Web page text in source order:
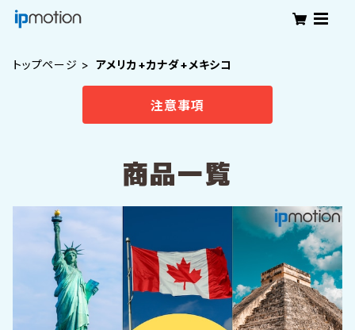
トップページ アメリカ+カナダ+メキシコ
注意事項
商品一覧